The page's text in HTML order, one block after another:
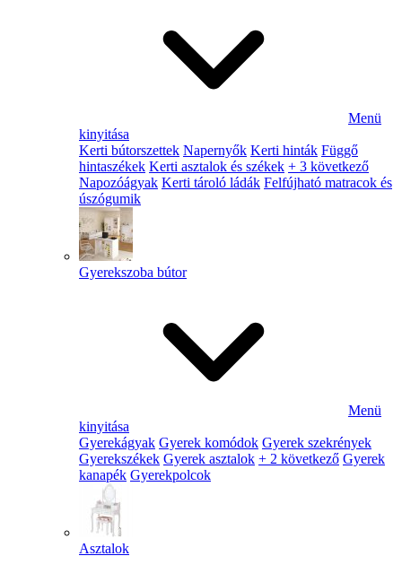
Menü
kinyitása
Kerti bútorszettek Napernyők Kerti hinták Függő
hintaszékek Kerti asztalok és székek + 3 következő
Napozóágyak Kerti tároló ládák Felfújható matracok és
úszógumik
Gyerekszoba bútor
Menü
kinyitása
Gyerekágyak Gyerek komódok Gyerek szekrények
Gyerekszékek Gyerek asztalok + 2 következő Gyerek
kanapék Gyerekpolcok
Asztalok